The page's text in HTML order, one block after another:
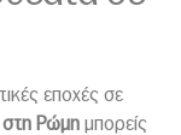
εποχές σε
στη Ρώμη μπορείς